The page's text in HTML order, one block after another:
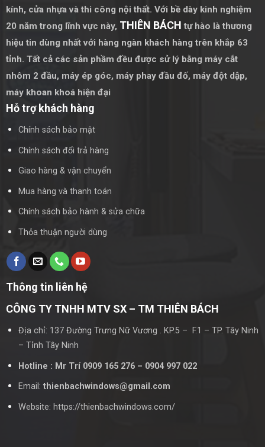
kính, cửa nhựa và thi công nội thất. Với bề dày kinh nghiệm
20 năm trong lĩnh vực này, THIÊN BÁCH tự hào là thương
hiệu tin dùng nhất với hàng ngàn khách hàng trên khắp 63
tỉnh. Tất cả các sản phầm đều được sử lý bằng máy cắt
nhôm 2 đầu, máy ép góc, máy phay đầu đố, máy đột dập,
máy khoan khoá hiện đại
Hỗ trợ khách hàng
Chính sách bảo mật
Chính sách đổi trả hàng
Giao hàng & vận chuyển
Mua hàng và thanh toán
Chính sách bảo hành & sửa chữa
Thỏa thuận người dùng
Thông tin liên hệ
CÔNG TY TNHH MTV SX – TM THIÊN BÁCH
Địa chỉ: 137 Đường Trưng Nữ Vương . KP.5 – F.1 – TP. Tây Ninh
– Tỉnh Tây Ninh
Hotline : Mr Trí 0909 165 276 – 0904 997 022
Email: thienbachwindows@gmail.com
Website: https://thienbachwindows.com/